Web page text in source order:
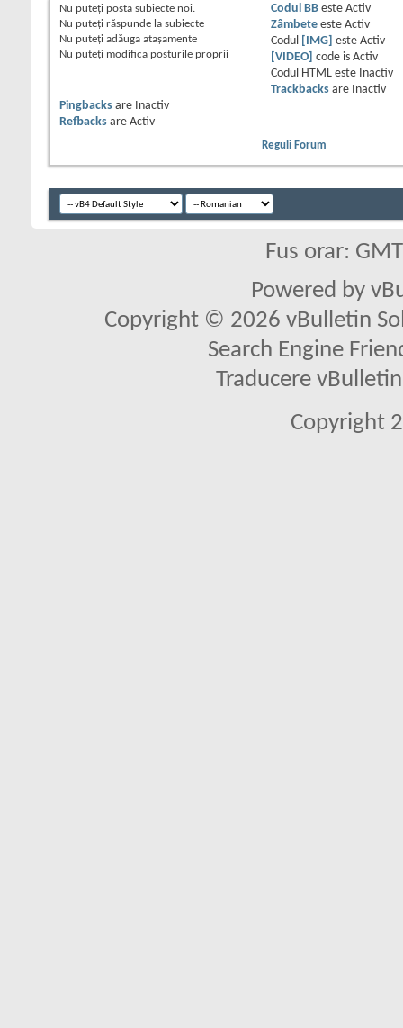
Nu puteţi posta subiecte noi.
Nu puteţi răspunde la subiecte
Nu puteţi adăuga ataşamente
Nu puteţi modifica posturile proprii
Codul BBeste Activ
Zâmbeteeste Activ
Codul
[IMG] este Activ
[VIDEO] code is Activ
Codul HTML este
Inactiv
Trackbacksare
Inactiv
Pingbacks are
Inactiv
Refbacks are Activ
Reguli Forum
Fus orar:
Powered by
Copyright © 2026 vBulletin
Search Engine
Traducere
Copyright